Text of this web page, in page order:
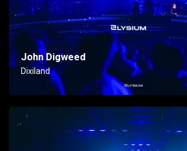
John Digweed
Dixiland